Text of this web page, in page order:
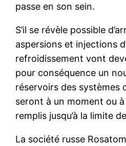
passe en son sein.
S’il se révèle possible
aspersions et injections
refroidissement vont
pour conséquence un
réservoirs des systèmes
seront à un moment ou
remplis jusqu’à la limite
La société russe